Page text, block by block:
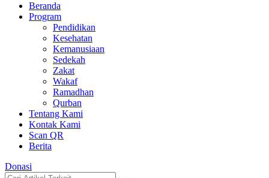
Beranda
Program
Pendidikan
Kesehatan
Kemanusiaan
Sedekah
Zakat
Wakaf
Ramadhan
Qurban
Tentang Kami
Kontak Kami
Scan QR
Berita
Donasi